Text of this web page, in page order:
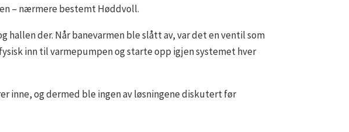
– nærmere bestemt Høddvoll.
der. Når banevarmen ble slått av, var det en ventil som
inn til varmepumpen og starte opp igjen systemet hver
inne, og dermed ble ingen av løsningene diskutert før